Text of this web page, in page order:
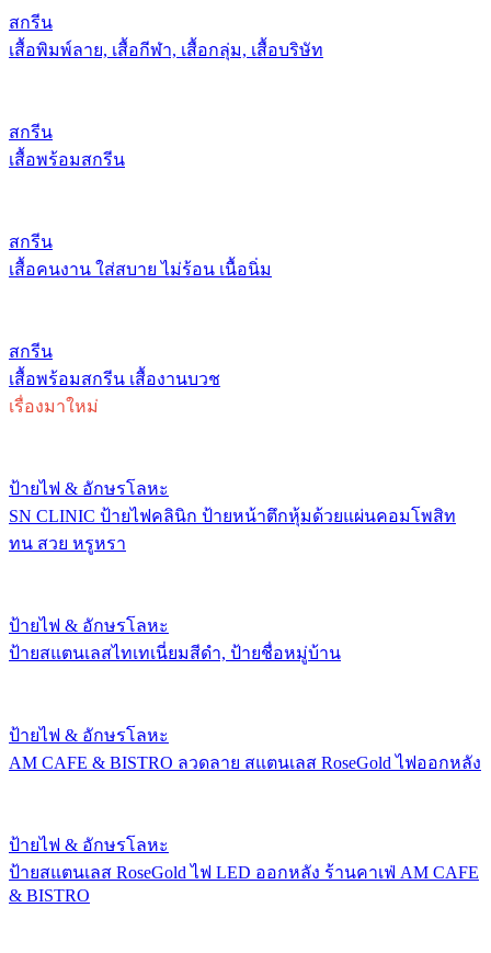
สกรีน
เสื้อพิมพ์ลาย, เสื้อกีฬา, เสื้อกลุ่ม, เสื้อบริษัท
สกรีน
เสื้อพร้อมสกรีน
สกรีน
เสื้อคนงาน ใส่สบาย ไม่ร้อน เนื้อนิ่ม
สกรีน
เสื้อพร้อมสกรีน เสื้องานบวช
เรื่องมาใหม่
ป้ายไฟ & อักษรโลหะ
SN CLINIC ป้ายไฟคลินิก ป้ายหน้าตึกหุ้มด้วยแผ่นคอมโพสิท
ทน สวย หรูหรา
ป้ายไฟ & อักษรโลหะ
ป้ายสแตนเลสไทเทเนี่ยมสีดำ, ป้ายชื่อหมู่บ้าน
ป้ายไฟ & อักษรโลหะ
AM CAFE & BISTRO ลวดลาย สแตนเลส RoseGold ไฟออกหลัง
ป้ายไฟ & อักษรโลหะ
ป้ายสแตนเลส RoseGold ไฟ LED ออกหลัง ร้านคาเฟ่ AM CAFE
& BISTRO